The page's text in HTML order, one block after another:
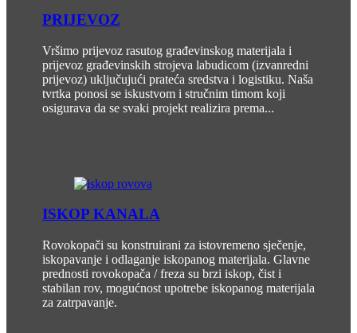
PRIJEVOZ
Vršimo prijevoz rasutog građevinskog materijala i
prijevoz građevinskih strojeva labudicom (izvanredni
prijevoz) uključujući prateća sredstva i logistiku. Naša
tvrtka ponosi se iskustvom i stručnim timom koji
osigurava da se svaki projekt realizira prema...
ISKOP KANALA
Rovokopači su konstruirani za istovremeno sječenje,
iskopavanje i odlaganje iskopanog materijala. Glavne
prednosti rovokopača / freza su brzi iskop, čist i
stabilan rov, mogućnost upotrebe iskopanog materijala
za zatrpavanje.